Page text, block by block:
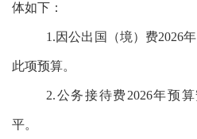
体如下：
1.因公出国（境）费2026
此项预算。
2.公务接待费2026年预
平。